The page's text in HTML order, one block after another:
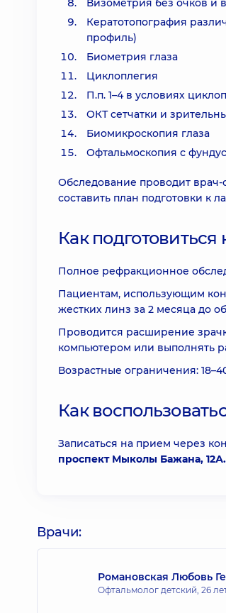
Визометрия без очков и
Кератотопография
профиль)
Биометрия глаза
Циклоплегия
П.п. 1–4 в условиях
ОКТ сетчатки и
Биомикроскопия глаза
Офтальмоскопия с
Обследование проводит
составить план подготовки к
Как
Полное рефракционное
Пациентам, использующим
жестких линз за 2 месяца до
Проводится расширение
компьютером или выполнять
Возрастные ограничения:
Как
Записаться на прием через
проспект Мыколы Бажана, 12А.
Врачи:
Романовская Любовь
Офтальмолог детский, 26